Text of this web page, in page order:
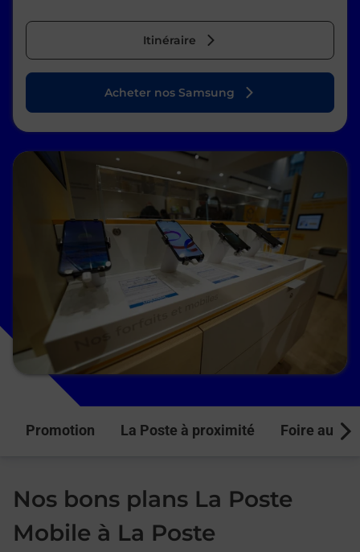
Itinéraire
Acheter nos Samsung
Promotion La Poste à proximité Foire aux
Nos bons plans La Poste
Mobile à La Poste